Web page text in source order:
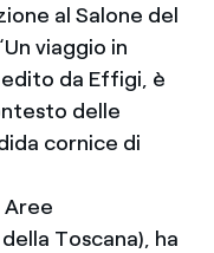
al Salone del
viaggio in
edito da Effigi, è
delle
cornice di
Aree
Toscana), ha